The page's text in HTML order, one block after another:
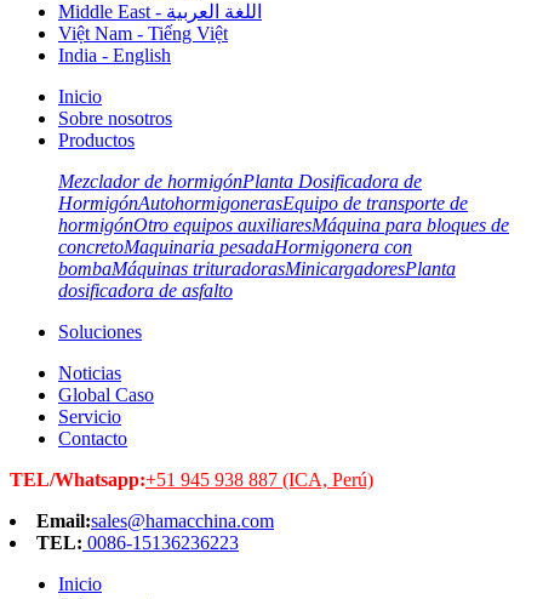
Middle East - اللغة العربية
Việt Nam - Tiếng Việt
India - English
Inicio
Sobre nosotros
Productos
Mezclador de hormigónPlanta Dosificadora de
HormigónAutohormigonerasEquipo de transporte de
hormigónOtro equipos auxiliaresMáquina para bloques de
concretoMaquinaria pesadaHormigonera con
bombaMáquinas trituradorasMinicargadoresPlanta
dosificadora de asfalto
Soluciones
Noticias
Global Caso
Servicio
Contacto
TEL/Whatsapp:+51 945 938 887 (ICA, Perú)
Email:sales@hamacchina.com
TEL: 0086-15136236223
Inicio